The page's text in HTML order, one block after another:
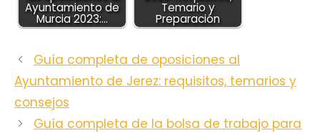
Ayuntamiento de
Murcia 2023:…
Temario y
Preparación
Guía completa de oposiciones al
Ayuntamiento de Jerez: requisitos, temarios y
consejos
Guía completa de la bolsa de trabajo para